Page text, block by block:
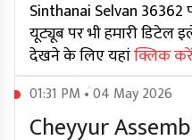
Sinthanai Selvan
यूट्यूब पर भी हमारी
देखने के लिए यहांक्लिक
01:31 PM • 04 May 2026
Cheyyur